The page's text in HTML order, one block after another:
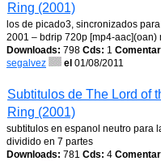
Ring (2001)
los de picado3, sincronizados
2001 – bdrip 720p [mp4-aac](oan)
Downloads: 798 Cds: 1
segalvez
el 01/08/2011
Subtitulos de The Lord of
Ring (2001)
subtitulos en espanol neutro para
dividido en 7 partes
Downloads: 781 Cds: 4